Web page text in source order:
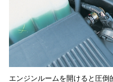
エンジンルームを開けると圧